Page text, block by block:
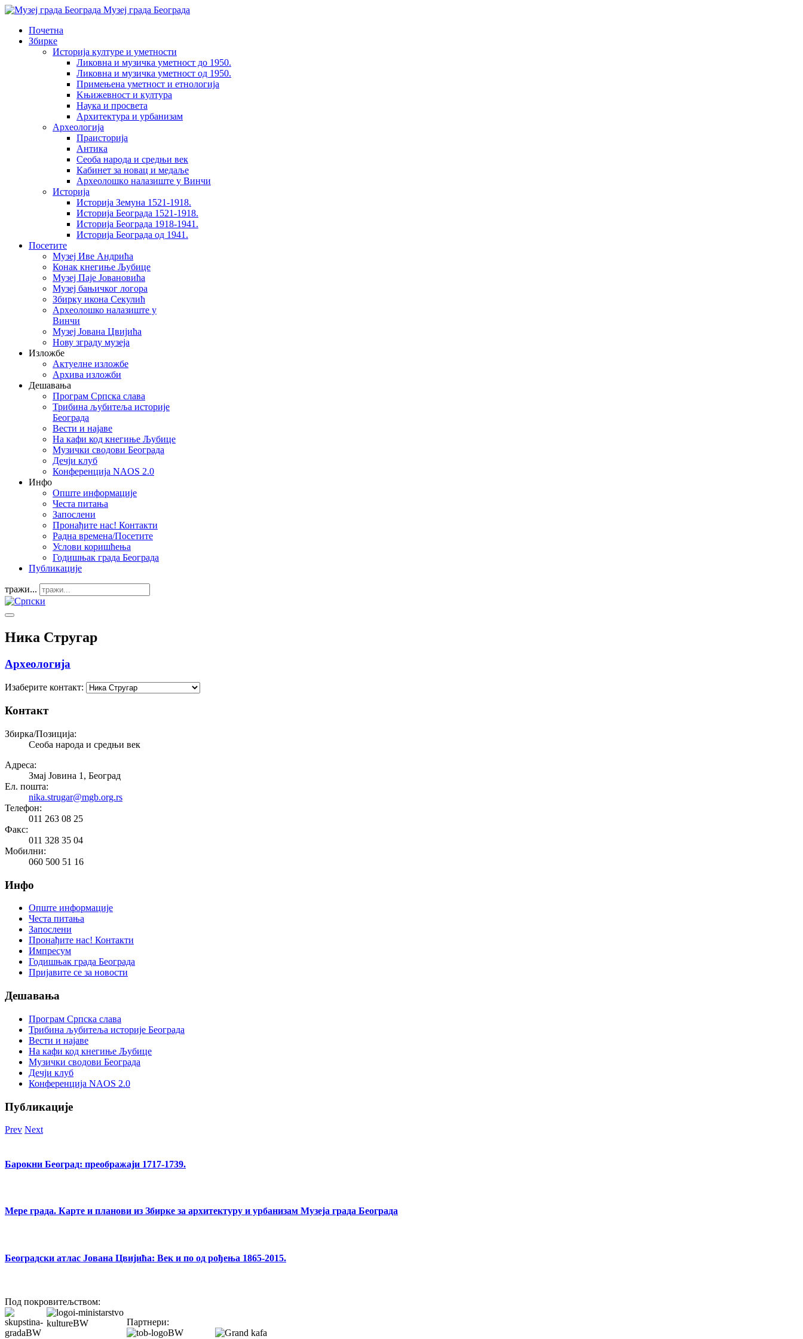
Музеј града Београда
Почетна
Збирке
Историја културе и уметности
Ликовна и музичка уметност до 1950.
Ликовна и музичка уметност од 1950.
Примењена уметност и етнологија
Kњижевност и културa
Наука и просвета
Архитектура и урбанизам
Aрхеологија
Праисторија
Антика
Сеоба народа и средњи век
Кабинет за новац и медаље
Археолошкo налазиште у Винчи
Историја
Историја Земуна 1521-1918.
Историја Београда 1521-1918.
Историја Београда 1918-1941.
Историја Београда од 1941.
Посетите
Музеј Иве Андрића
Конак кнегиње Љубице
Музеј Паје Јовановића
Музеј бањичког логора
Збирку икона Секулић
Археолошко налазиште у
Винчи
Музеј Јована Цвијића
Нову зграду музеја
Изложбе
Актуелне изложбе
Архива изложби
Дешавања
Програм Српска слава
Трибина љубитеља историје
Београда
Beсти и најаве
На кафи код кнегиње Љубице
Музички сводови Београда
Дечји клуб
Конференција NAOS 2.0
Инфо
Опште информације
Честа питања
Запослени
Пронађите нас! Контакти
Радна времена/Посетите
Услови коришћења
Годишњак града Београда
Публикације
тражи...
Ника Стругар
Археологија
Изаберите контакт:
Контакт
Збирка/Позиција:
Сеоба народа и средњи век
Адреса:
Змај Јовина 1, Београд
Ел. пошта:
nika.strugar@mgb.org.rs
Телефон:
011 263 08 25
Факс:
011 328 35 04
Мобилни:
060 500 51 16
Инфо
Опште информације
Честа питања
Запослени
Пронађите нас! Контакти
Импресум
Годишњак града Београда
Пријавите се за новости
Дешавања
Програм Српска слава
Трибина љубитеља историје Београда
Beсти и најаве
На кафи код кнегиње Љубице
Музички сводови Београда
Дечји клуб
Конференција NAOS 2.0
Публикације
Prev Next
Барокни Београд: преображаји 1717-1739.
Мере града. Карте и планови из Збирке за архитектуру и урбанизам Музеја града Београда
Београдски атлас Јована Цвијића: Век и по од рођења 1865-2015.
Под покровитељством:
Партнери: